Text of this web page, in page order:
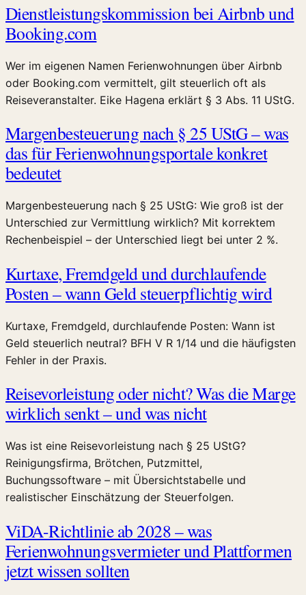
Dienstleistungskommission bei Airbnb und
Booking.com
Wer im eigenen Namen Ferienwohnungen über Airbnb
oder Booking.com vermittelt, gilt steuerlich oft als
Reiseveranstalter. Eike Hagena erklärt § 3 Abs. 11 UStG.
Margenbesteuerung nach § 25 UStG – was
das für Ferienwohnungsportale konkret
bedeutet
Margenbesteuerung nach § 25 UStG: Wie groß ist der
Unterschied zur Vermittlung wirklich? Mit korrektem
Rechenbeispiel – der Unterschied liegt bei unter 2 %.
Kurtaxe, Fremdgeld und durchlaufende
Posten – wann Geld steuerpflichtig wird
Kurtaxe, Fremdgeld, durchlaufende Posten: Wann ist
Geld steuerlich neutral? BFH V R 1/14 und die häufigsten
Fehler in der Praxis.
Reisevorleistung oder nicht? Was die Marge
wirklich senkt – und was nicht
Was ist eine Reisevorleistung nach § 25 UStG?
Reinigungsfirma, Brötchen, Putzmittel,
Buchungssoftware – mit Übersichtstabelle und
realistischer Einschätzung der Steuerfolgen.
ViDA-Richtlinie ab 2028 – was
Ferienwohnungsvermieter und Plattformen
jetzt wissen sollten